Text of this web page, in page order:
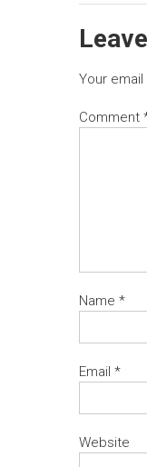
Your
Comment
Name *
Email *
Website